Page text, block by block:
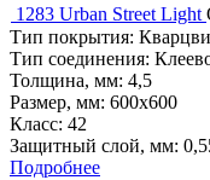
1283 Urban Street Light
Тип покрытия:
Тип соединения:
Толщина, мм: 4,5
Размер, мм: 600x600
Класс: 42
Защитный слой, мм:
Подробнее